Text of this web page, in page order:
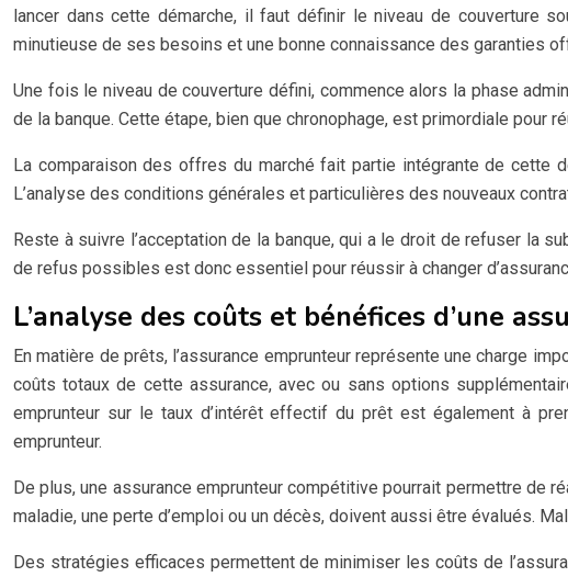
lancer dans cette démarche, il faut définir le niveau de couverture
minutieuse de ses besoins et une bonne connaissance des garanties
Une fois le niveau de couverture défini, commence alors la phase
de la banque. Cette étape, bien que chronophage, est primordiale pour
La comparaison des offres du marché fait partie intégrante de cette
L’analyse des conditions générales et particulières des nouveaux
Reste à suivre l’acceptation de la banque, qui a le droit de refuser la
de refus possibles est donc essentiel pour réussir à changer
L’analyse des coûts et bénéfices d’une
En matière de prêts, l’assurance emprunteur représente une charge
coûts totaux de cette assurance, avec ou sans options
emprunteur sur le taux d’intérêt effectif du prêt est également à
emprunteur.
De plus, une assurance emprunteur compétitive pourrait permettre de
maladie, une perte d’emploi ou un décès, doivent aussi être évalués.
Des stratégies efficaces permettent de minimiser les coûts de